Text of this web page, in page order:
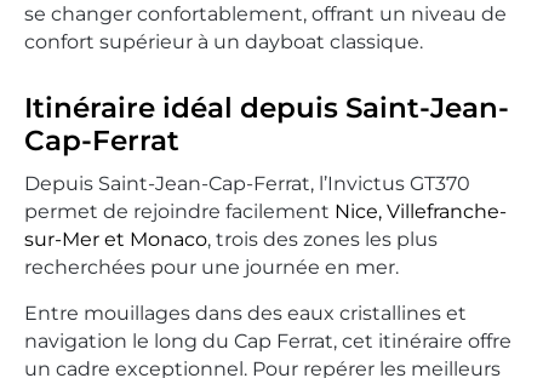
se changer confortablement, offrant un niveau de
confort supérieur à un dayboat classique.
Itinéraire idéal depuis Saint-Jean-
Cap-Ferrat
Depuis Saint-Jean-Cap-Ferrat, l’Invictus GT370
permet de rejoindre facilement Nice, Villefranche-
sur-Mer et Monaco, trois des zones les plus
recherchées pour une journée en mer.
Entre mouillages dans des eaux cristallines et
navigation le long du Cap Ferrat, cet itinéraire offre
un cadre exceptionnel. Pour repérer les meilleurs